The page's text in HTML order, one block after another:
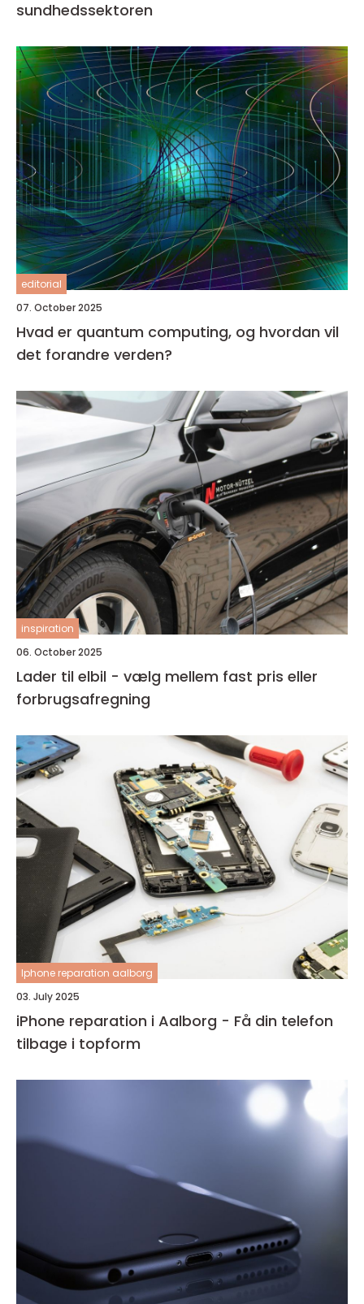
sundhedssektoren
editorial
07. October 2025
Hvad er quantum computing, og hvordan vil
det forandre verden?
inspiration
06. October 2025
Lader til elbil - vælg mellem fast pris eller
forbrugsafregning
Iphone reparation aalborg
03. July 2025
iPhone reparation i Aalborg - Få din telefon
tilbage i topform